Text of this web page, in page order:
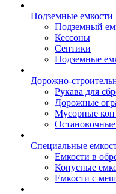
Подземные емкости
Подземный
Кессоны
Септики
Подземные
Дорожно-
Рукава для
Дорожные
Мусорные
Специальные
Емкости в
Конусные
Емкости с